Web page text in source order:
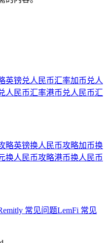
英镑兑人民币汇率加币兑人
人民币汇率港币兑人民币汇
略英镑换人民币攻略加币换
换人民币攻略港币换人民币
常见问题LemFi 常见